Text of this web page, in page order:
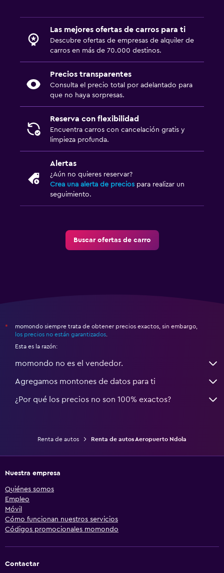
Las mejores ofertas de carros para ti
Descubre ofertas de empresas de alquiler de
carros en más de 70.000 destinos.
Precios transparentes
Consulta el precio total por adelantado para
que no haya sorpresas.
Reserva con flexibilidad
Encuentra carros con cancelación gratis y
limpieza profunda.
Alertas
¿Aún no quieres reservar?
Crea una alerta de precios para realizar un
seguimiento.
Buscar ofertas de carro
*
momondo siempre trata de obtener precios exactos, sin embargo,
los precios no están garantizados.
Esta es la razón:
momondo no es el vendedor.
Agregamos montones de datos para ti
¿Por qué los precios no son 100% exactos?
Renta de autos Renta de autos Aeropuerto Ndola
Nuestra empresa
Quiénes somos
Empleo
Móvil
Cómo funcionan nuestros servicios
Códigos promocionales momondo
Contactar